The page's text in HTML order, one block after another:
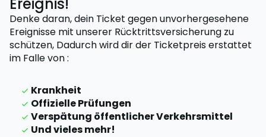
Denke daran, dein Ticket gegen unvorhergesehene
Ereignisse mit unserer Rücktrittsversicherung zu
schützen, Dadurch wird dir der Ticketpreis erstattet
im Falle von:
Krankheit
Offizielle Prüfungen
Verspätung öffentlicher Verkehrsmittel
Und vieles mehr!